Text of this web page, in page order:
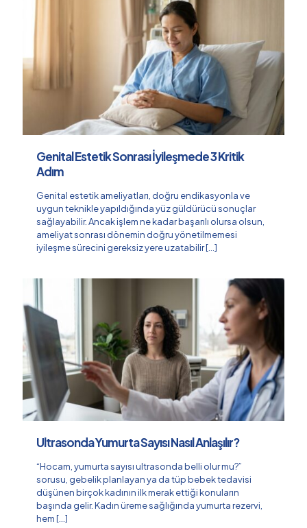
Genital Estetik Sonrası İyileşmede 3 Kritik
Adım
Genital estetik ameliyatları, doğru endikasyonla ve
uygun teknikle yapıldığında yüz güldürücü sonuçlar
sağlayabilir. Ancak işlem ne kadar başarılı olursa olsun,
ameliyat sonrası dönemin doğru yönetilmemesi
iyileşme sürecini gereksiz yere uzatabilir[…]
Ultrasonda Yumurta Sayısı Nasıl Anlaşılır?
“Hocam, yumurta sayısı ultrasonda belli olur mu?”
sorusu, gebelik planlayan ya da tüp bebek tedavisi
düşünen birçok kadının ilk merak ettiği konuların
başında gelir. Kadın üreme sağlığında yumurta rezervi,
hem[…]